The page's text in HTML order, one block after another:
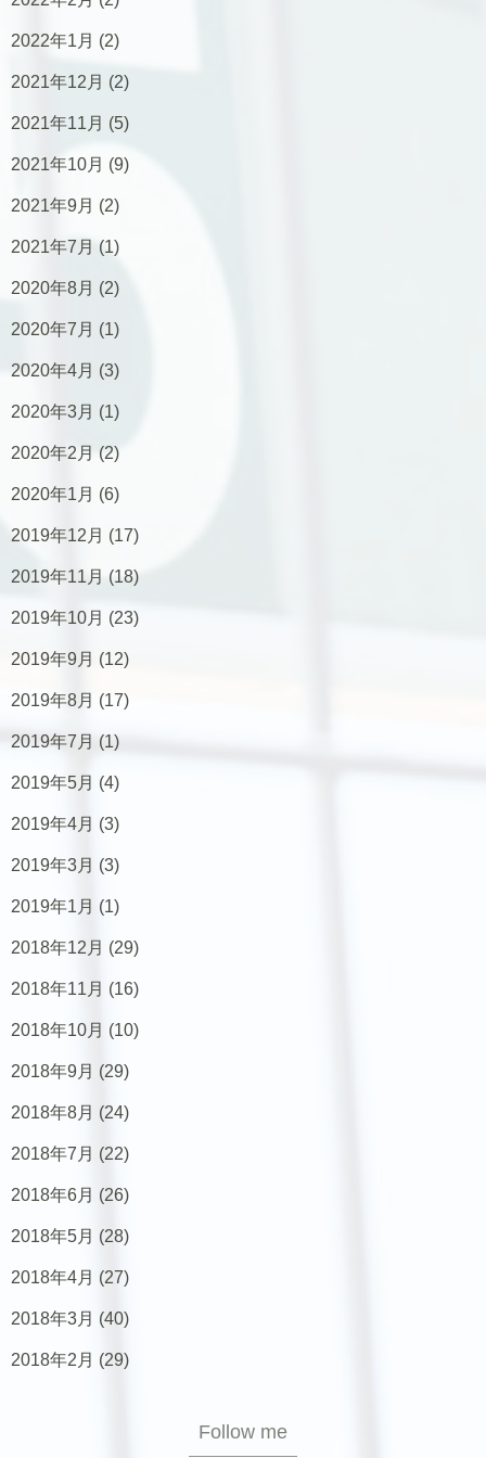
2022年1月 (2)
2021年12月 (2)
2021年11月 (5)
2021年10月 (9)
2021年9月 (2)
2021年7月 (1)
2020年8月 (2)
2020年7月 (1)
2020年4月 (3)
2020年3月 (1)
2020年2月 (2)
2020年1月 (6)
2019年12月 (17)
2019年11月 (18)
2019年10月 (23)
2019年9月 (12)
2019年8月 (17)
2019年7月 (1)
2019年5月 (4)
2019年4月 (3)
2019年3月 (3)
2019年1月 (1)
2018年12月 (29)
2018年11月 (16)
2018年10月 (10)
2018年9月 (29)
2018年8月 (24)
2018年7月 (22)
2018年6月 (26)
2018年5月 (28)
2018年4月 (27)
2018年3月 (40)
2018年2月 (29)
Follow me